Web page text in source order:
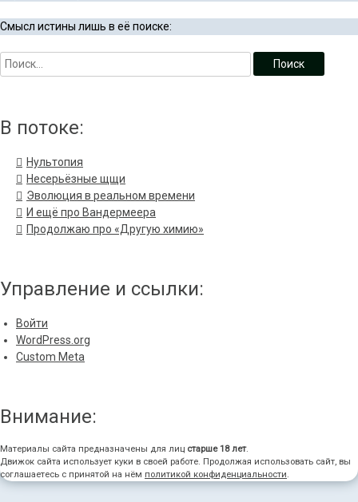
Смысл истины лишь в её поиске:
В потоке:
Нультопия
Несерьёзные щщи
Эволюция в реальном времени
И ещё про Вандермеера
Продолжаю про «Другую химию»
Управление и ссылки:
Войти
WordPress.org
Custom Meta
Внимание:
Материалы сайта предназначены для лиц старше 18 лет.
Движок сайта использует куки в своей работе. Продолжая использовать сайт, вы
соглашаетесь с принятой на нём политикой конфиденциальности.